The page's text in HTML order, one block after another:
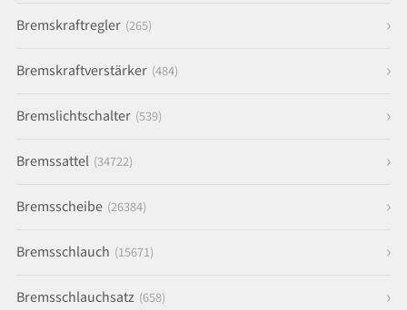
Bremskraftregler (265)
Bremskraftverstärker (484)
Bremslichtschalter (539)
Bremssattel (34722)
Bremsscheibe (26384)
Bremsschlauch (15671)
Bremsschlauchsatz (658)